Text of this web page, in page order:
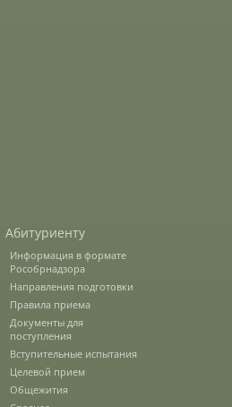
Абитуриенту
Информация в формате
Рособрнадзора
Направления подготовки
Правила приема
Документы для
поступления
Вступительные испытания
Целевой прием
Общежития